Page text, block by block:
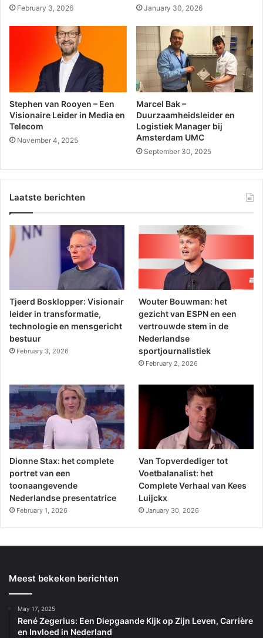
February 3, 2026 January 30, 2026
Stephen van Rooyen – Een
Visionaire Leider in Media en
Telecom
November 4, 2025
Marcel Bak –
Duurzaamheidsleider en
Logistiek Manager bij
Amsterdam UMC
September 30, 2025
Laatste berichten
Tjeerd Bosklopper: Visionair
leider in transformatie,
technologie en mensgericht
bestuur
February 3, 2026
Wouter Bouwman: het
gezicht van ESPN en een
vertrouwde stem in de
Nederlandse
sportjournalistiek
February 2, 2026
Dionne Stax: het complete
portret van een
toonaangevende
Nederlandse presentatrice
February 1, 2026
Van Topverdediger tot
Voetbalanalist: het
Complete Verhaal van Kees
Luijckx
January 30, 2026
Meest bekeken berichten
May 17, 2025
René Zegerius: Een Diepgaande Kijk op Zijn Leven, Carrière
en Invloed in Nederland